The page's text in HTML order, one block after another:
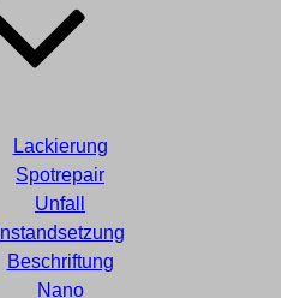
Lackierung
Spotrepair
Unfall
Instandsetzung
Beschriftung
Nano